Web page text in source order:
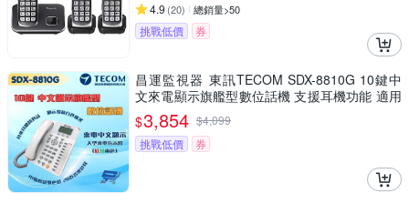
4.9 (20) 總銷量>50
挑戰低價 券
昌運監視器 東訊TECOM SDX-8810G 10鍵中
文來電顯示旗艦型數位話機 支援耳機功能 適用
SD／DX總機
$3,854 $4,099
挑戰低價
券